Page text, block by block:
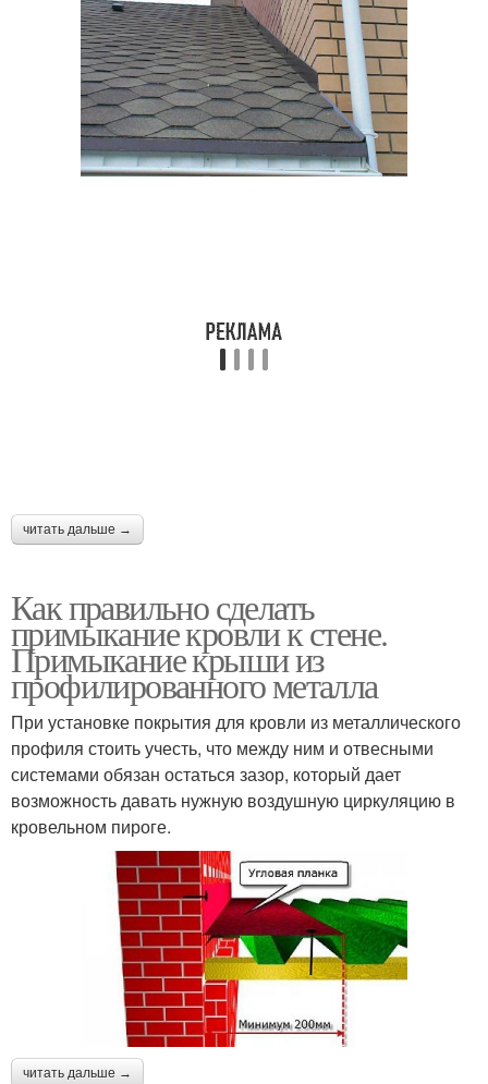
читать дальше →
Как правильно сделать
примыкание кровли к стене.
Примыкание крыши из
профилированного металла
При установке покрытия для кровли из металлического
профиля стоить учесть, что между ним и отвесными
системами обязан остаться зазор, который дает
возможность давать нужную воздушную циркуляцию в
кровельном пироге.
читать дальше →